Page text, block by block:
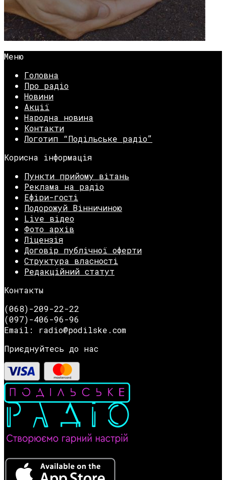
Меню
Головна
Про радіо
Новини
Акції
Народна новина
Контакти
Логотип “Подільське радіо”
Корисна інформація
Пункти прийому вітань
Реклама на радіо
Ефіри-гості
Подорожуй Вінничиною
Live відео
Фото архів
Ліцензія
Договір публічної оферти
Структура власності
Редакційний статут
Контакты
(068)-209-22-22
(097)-406-96-96
Email: radio@podilske.com
Приєднуйтесь до нас